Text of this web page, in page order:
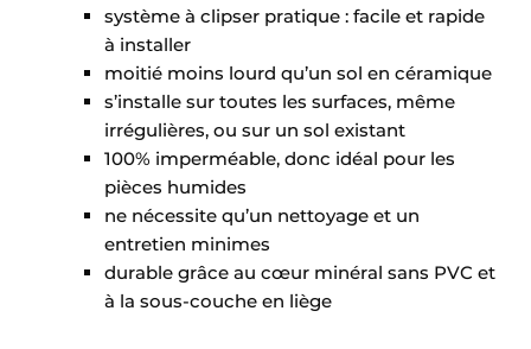
système à clipser pratique : facile et rapide
à installer
moitié moins lourd qu’un sol en céramique
s’installe sur toutes les surfaces, même
irrégulières, ou sur un sol existant
100% imperméable, donc idéal pour les
pièces humides
ne nécessite qu’un nettoyage et un
entretien minimes
durable grâce au cœur minéral sans PVC et
à la sous-couche en liège